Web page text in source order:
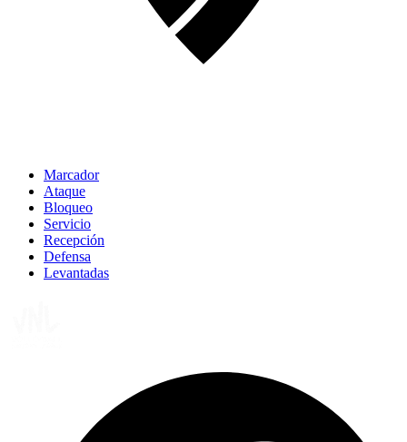
Marcador
Ataque
Bloqueo
Servicio
Recepción
Defensa
Levantadas